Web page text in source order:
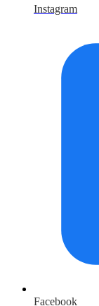
Facebook
Instagram